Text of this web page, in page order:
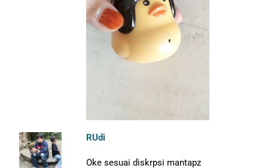
RUdi
Oke sesuai diskrpsi mantapz